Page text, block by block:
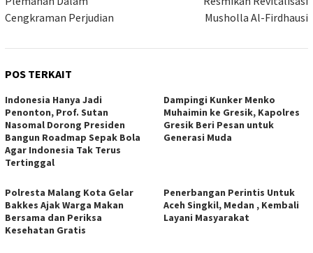
Cengkraman Perjudian
Musholla Al-Firdhausi
POS TERKAIT
Indonesia Hanya Jadi
Penonton, Prof. Sutan
Nasomal Dorong Presiden
Bangun Roadmap Sepak Bola
Agar Indonesia Tak Terus
Tertinggal
Dampingi Kunker Menko
Muhaimin ke Gresik, Kapolres
Gresik Beri Pesan untuk
Generasi Muda
Polresta Malang Kota Gelar
Bakkes Ajak Warga Makan
Bersama dan Periksa
Kesehatan Gratis
Penerbangan Perintis Untuk
Aceh Singkil, Medan , Kembali
Layani Masyarakat